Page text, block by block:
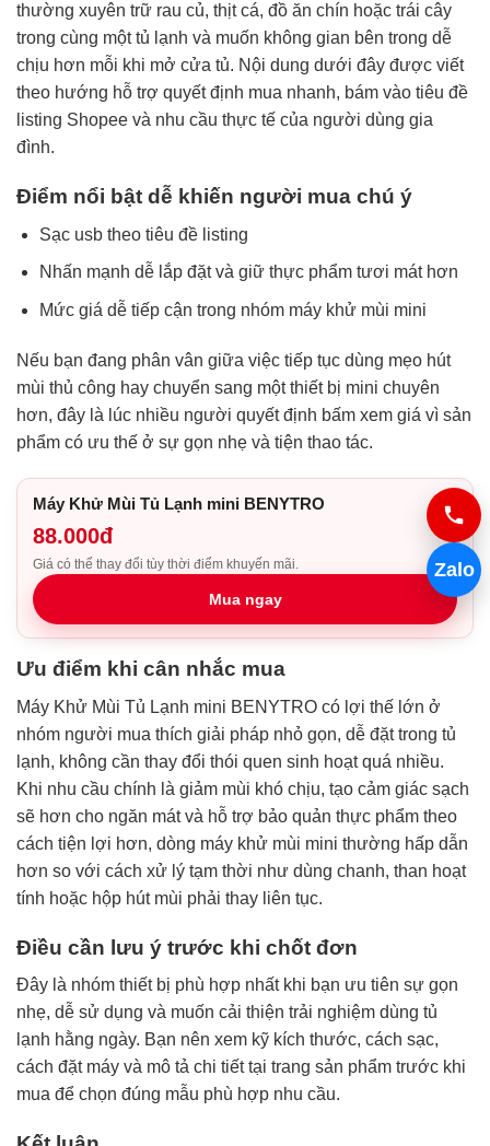
thường xuyên trữ rau củ, thịt cá, đồ ăn chín hoặc trái cây
trong cùng một tủ lạnh và muốn không gian bên trong dễ
chịu hơn mỗi khi mở cửa tủ. Nội dung dưới đây được viết
theo hướng hỗ trợ quyết định mua nhanh, bám vào tiêu đề
listing Shopee và nhu cầu thực tế của người dùng gia
đình.
Điểm nổi bật dễ khiến người mua chú ý
Sạc usb theo tiêu đề listing
Nhấn mạnh dễ lắp đặt và giữ thực phẩm tươi mát hơn
Mức giá dễ tiếp cận trong nhóm máy khử mùi mini
Nếu bạn đang phân vân giữa việc tiếp tục dùng mẹo hút
mùi thủ công hay chuyển sang một thiết bị mini chuyên
hơn, đây là lúc nhiều người quyết định bấm xem giá vì sản
phẩm có ưu thế ở sự gọn nhẹ và tiện thao tác.
Máy Khử Mùi Tủ Lạnh mini BENYTRO
88.000đ
Giá có thể thay đổi tùy thời điểm khuyến mãi.
Mua ngay
Ưu điểm khi cân nhắc mua
Máy Khử Mùi Tủ Lạnh mini BENYTRO có lợi thế lớn ở
nhóm người mua thích giải pháp nhỏ gọn, dễ đặt trong tủ
lạnh, không cần thay đổi thói quen sinh hoạt quá nhiều.
Khi nhu cầu chính là giảm mùi khó chịu, tạo cảm giác sạch
sẽ hơn cho ngăn mát và hỗ trợ bảo quản thực phẩm theo
cách tiện lợi hơn, dòng máy khử mùi mini thường hấp dẫn
hơn so với cách xử lý tạm thời như dùng chanh, than hoạt
tính hoặc hộp hút mùi phải thay liên tục.
Điều cần lưu ý trước khi chốt đơn
Đây là nhóm thiết bị phù hợp nhất khi bạn ưu tiên sự gọn
nhẹ, dễ sử dụng và muốn cải thiện trải nghiệm dùng tủ
lạnh hằng ngày. Bạn nên xem kỹ kích thước, cách sạc,
cách đặt máy và mô tả chi tiết tại trang sản phẩm trước khi
mua để chọn đúng mẫu phù hợp nhu cầu.
Zalo